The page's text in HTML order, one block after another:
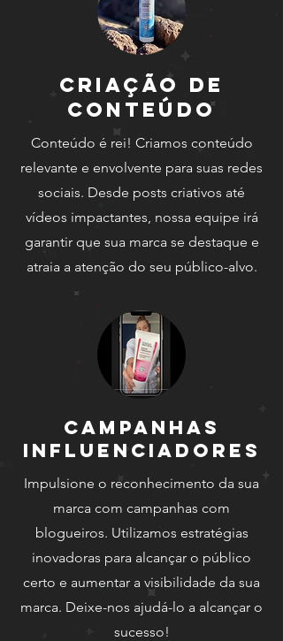
Criação de
Conteúdo
Conteúdo é rei! Criamos conteúdo
relevante e envolvente para suas redes
sociais. Desde posts criativos até
vídeos impactantes, nossa equipe irá
garantir que sua marca se destaque e
atraia a atenção do seu público-alvo.
Campanhas
Influenciadores
Impulsione o reconhecimento da sua
marca com campanhas com
blogueiros. Utilizamos estratégias
inovadoras para alcançar o público
certo e aumentar a visibilidade da sua
marca. Deixe-nos ajudá-lo a alcançar o
sucesso!